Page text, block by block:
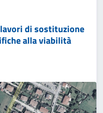
di sostituzione
alla viabilità